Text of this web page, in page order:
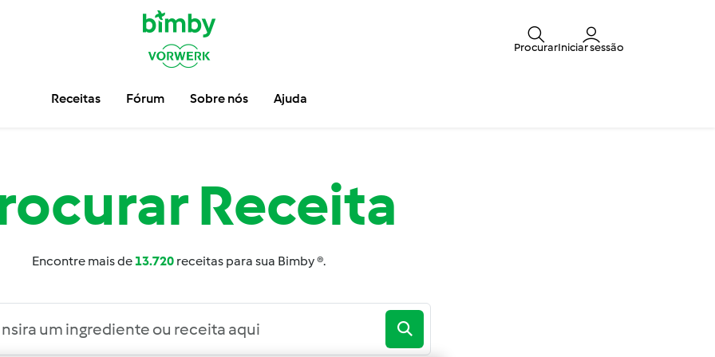
ProcurarIniciar sessão
Receitas Fórum Sobre nós Ajuda
Receita
Encontre mais de13.720 receitas para sua Bimby ®.